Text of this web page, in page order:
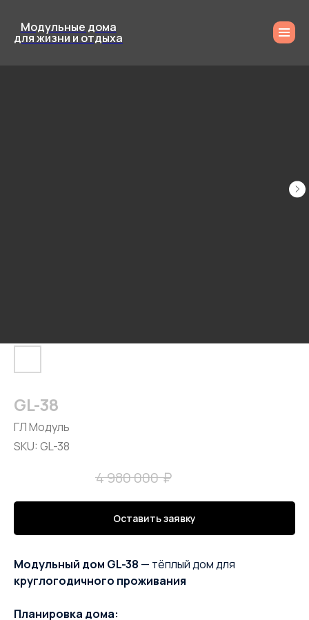
Модульные дома
для жизни и отдыха
GL-38
ГЛ Модуль
SKU: GL-38
4 980 000 ₽
Оставить заявку
Модульный дом GL-38 — тёплый дом для
круглогодичного проживания
Планировка дома: